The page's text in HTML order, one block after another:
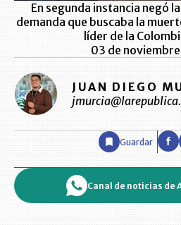
En segunda instancia negó
demanda que buscaba la
líder de la
03 de
JUAN DIEGO
Guardar
Canal de noticias de